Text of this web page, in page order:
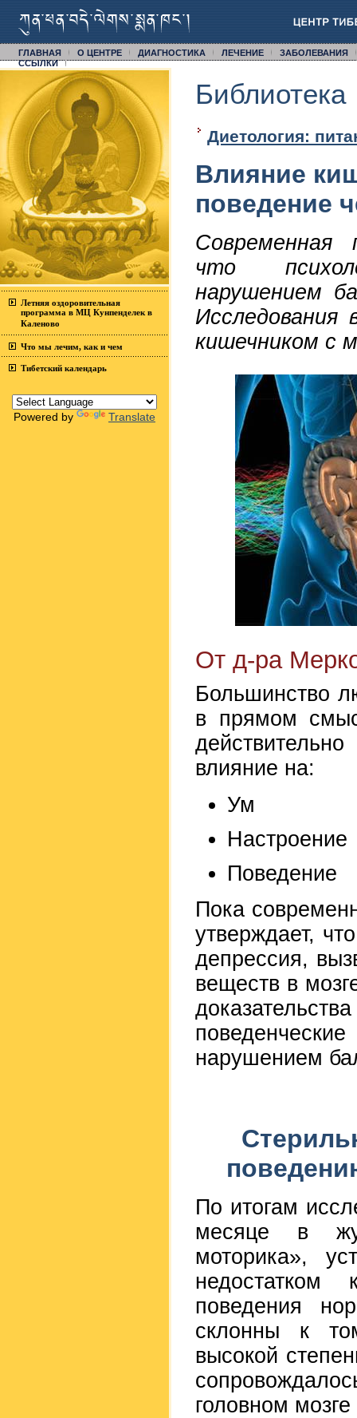
ГЛАВНАЯ О ЦЕНТРЕ ДИАГНОСТИКА ЛЕЧЕНИЕ
ЗАБОЛЕВАНИЯ
CСЫЛКИ
Летняя оздоровительная
программа в МЦ Кунпенделек в
Каленово
Что мы лечим, как и чем
Тибетский календарь
Powered by Translate
Библиотека
Диетология:
Влияние
поведение
Современная
что
нарушением
кишечником с
От д-ра
Большинство
в прямом
влияние на:
Ум
Настроение
Поведение
Пока
утверждает,
депрессия,
веществ в
нарушением
По итогам
месяце в
моторика»,
недостатком
поведения
склонны к
высокой
головном